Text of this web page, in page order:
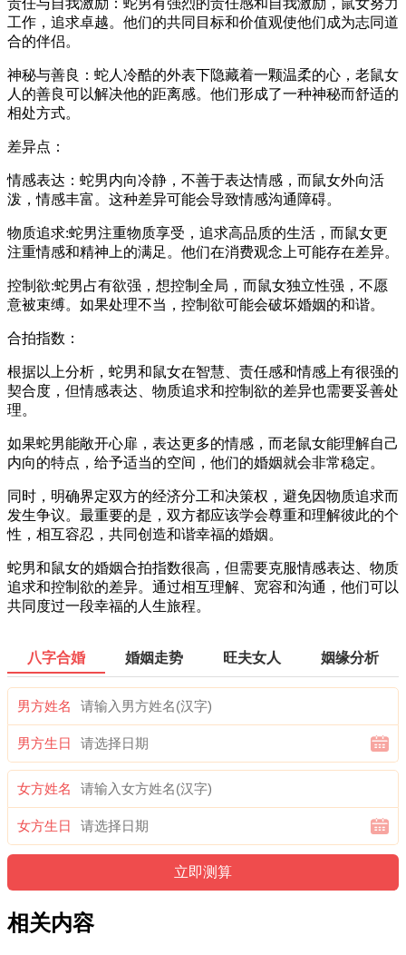
工作，追求卓越。他们的共同目标和价值观使他们成为志同道
合的伴侣。
神秘与善良：蛇人冷酷的外表下隐藏着一颗温柔的心，老鼠女
人的善良可以解决他的距离感。他们形成了一种神秘而舒适的
相处方式。
差异点：
情感表达：蛇男内向冷静，不善于表达情感，而鼠女外向活
泼，情感丰富。这种差异可能会导致情感沟通障碍。
物质追求:蛇男注重物质享受，追求高品质的生活，而鼠女更
注重情感和精神上的满足。他们在消费观念上可能存在差异。
控制欲:蛇男占有欲强，想控制全局，而鼠女独立性强，不愿
意被束缚。如果处理不当，控制欲可能会破坏婚姻的和谐。
合拍指数：
根据以上分析，蛇男和鼠女在智慧、责任感和情感上有很强的
契合度，但情感表达、物质追求和控制欲的差异也需要妥善处
理。
如果蛇男能敞开心扉，表达更多的情感，而老鼠女能理解自己
内向的特点，给予适当的空间，他们的婚姻就会非常稳定。
同时，明确界定双方的经济分工和决策权，避免因物质追求而
发生争议。最重要的是，双方都应该学会尊重和理解彼此的个
性，相互容忍，共同创造和谐幸福的婚姻。
蛇男和鼠女的婚姻合拍指数很高，但需要克服情感表达、物质
追求和控制欲的差异。通过相互理解、宽容和沟通，他们可以
共同度过一段幸福的人生旅程。
八字合婚 婚姻走势 旺夫女人 姻缘分析
男方姓名
男方生日
女方姓名
女方生日
相关内容